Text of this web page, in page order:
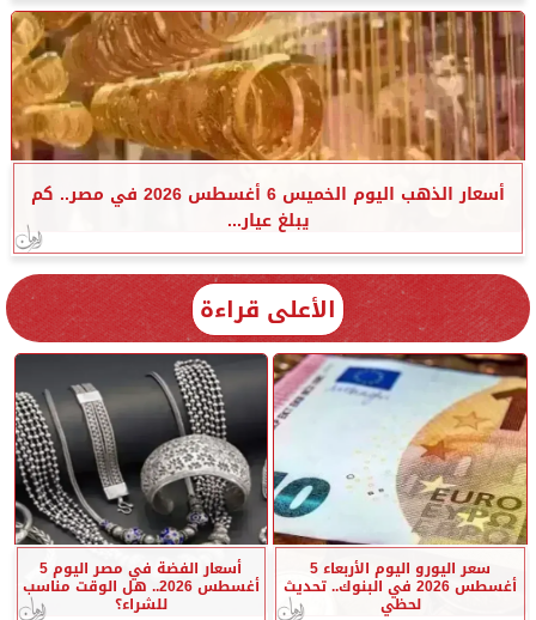
أسعار الذهب اليوم الخميس 6 أغسطس 2026 في مصر.. كم
يبلغ عيار...
الأعلى قراءة
سعر اليورو اليوم الأربعاء 5
أغسطس 2026 في البنوك.. تحديث
لحظي
أسعار الفضة في مصر اليوم 5
أغسطس 2026.. هل الوقت مناسب
للشراء؟